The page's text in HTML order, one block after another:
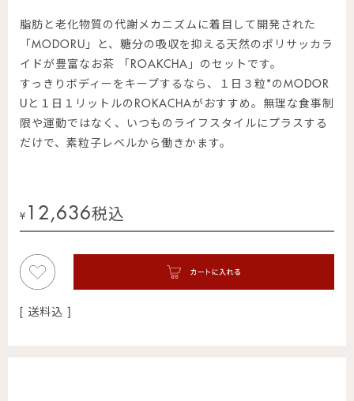
脂肪と老化物質の代謝メカニズムに着目して開発された
「MODORU」と、糖分の吸収を抑える天然のポリサッカラ
イドが豊富なお茶 「ROAKCHA」のセットです。
すっきりボディーをキープするなら、１日３粒*のMODOR
Uと１日１リットルのROKACHAがおすすめ。無理な食事制
限や運動ではなく、いつものライフスタイルにプラスする
だけで、素粒子レベルから働きかます。
¥ 12,636税込
送料込